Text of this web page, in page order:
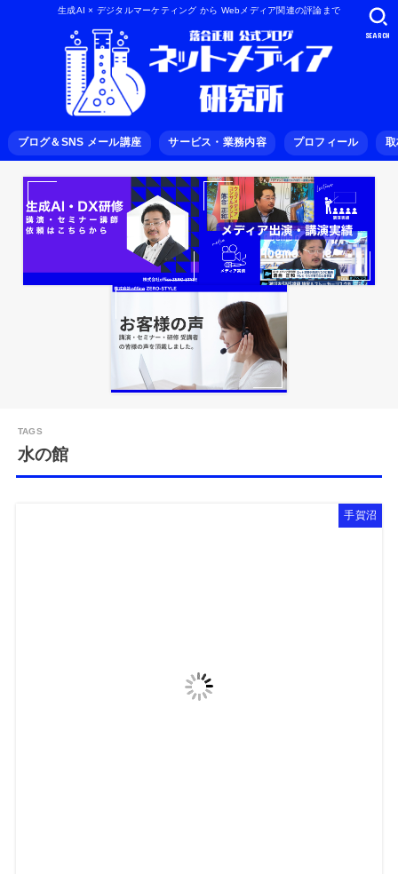
生成AI × デジタルマーケティング から Webメディア関連の評論まで
ブログ＆SNS メール講座 サービス・業務内容 プロフィール 取
SEARCH
水の館
手賀沼